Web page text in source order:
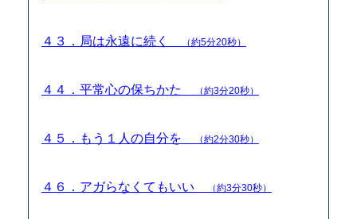
４３．局は永遠に続く （約5分20秒）
４４．平常心の保ちかた （約3分20秒）
４５．もう１人の自分を （約2分30秒）
４６．アガらなくてもいい （約3分30秒）